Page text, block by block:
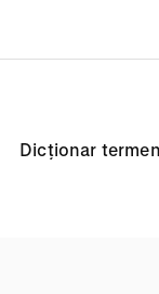
Dicționar